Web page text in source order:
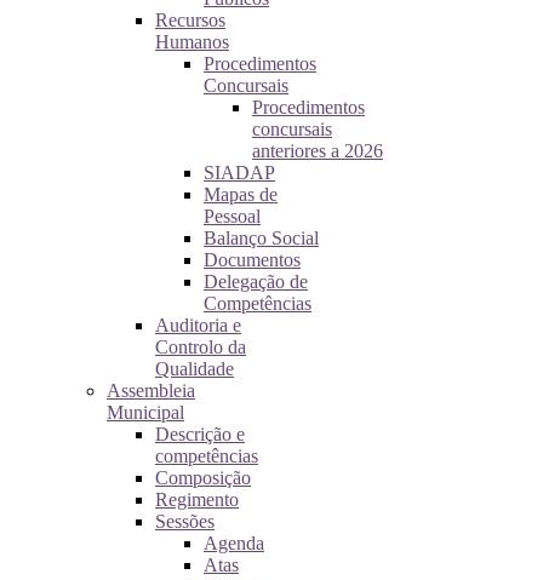
Recursos
Humanos
Procedimentos
Concursais
Procedimentos
concursais
anteriores a 2026
SIADAP
Mapas de
Pessoal
Balanço Social
Documentos
Delegação de
Competências
Auditoria e
Controlo da
Qualidade
Assembleia
Municipal
Descrição e
competências
Composição
Regimento
Sessões
Agenda
Atas